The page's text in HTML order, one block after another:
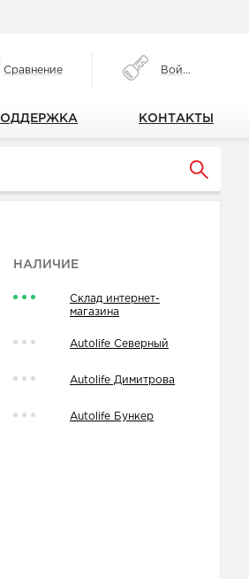
Сравнение Войти
КОНТАКТЫ
НАЛИЧИЕ
Склад интернет-
магазина
Autolife Северный
Autolife Димитрова
Autolife Бункер